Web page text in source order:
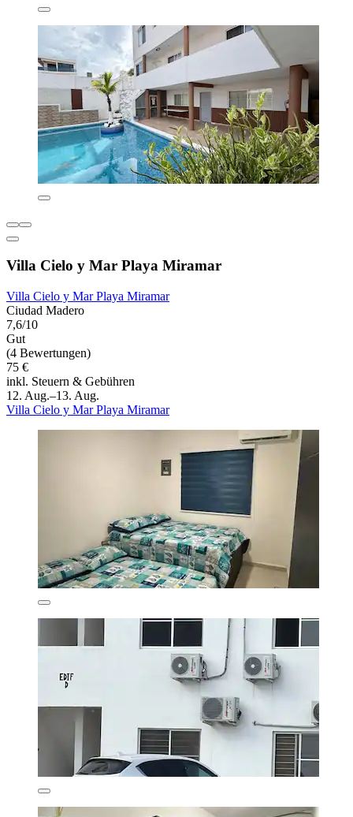
Villa Cielo y Mar Playa Miramar
Villa Cielo y Mar Playa Miramar
Ciudad Madero
7,6/10
Gut
(4 Bewertungen)
75 €
inkl. Steuern & Gebühren
12. Aug.–13. Aug.
Villa Cielo y Mar Playa Miramar